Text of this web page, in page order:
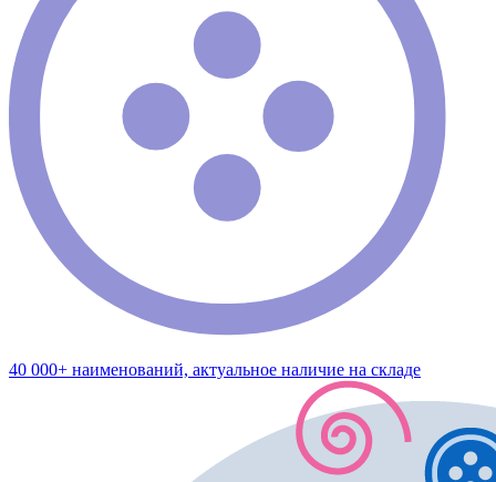
40 000+ наименований, актуальное наличие на складе